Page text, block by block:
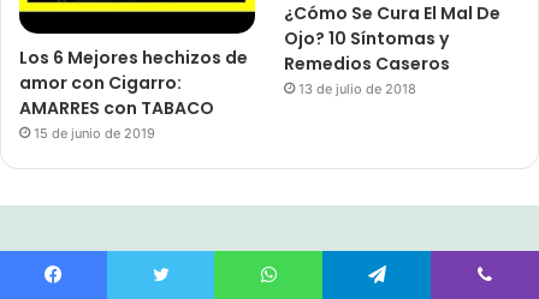
Los 6 Mejores hechizos de
amor con Cigarro:
AMARRES con TABACO
15 de junio de 2019
¿Cómo Se Cura El Mal De
Ojo? 10 Síntomas y
Remedios Caseros
13 de julio de 2018
Most Viewed Posts